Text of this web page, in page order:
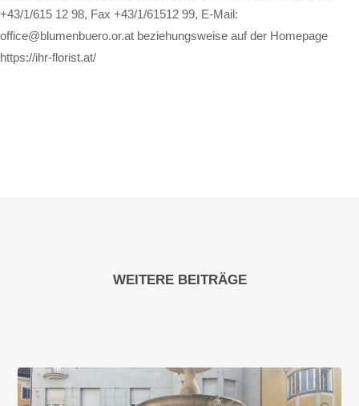
+43/1/615 12 98, Fax +43/1/61512 99, E-Mail:
office@blumenbuero.or.at beziehungsweise auf der Homepage
https://ihr-florist.at/
WEITERE BEITRÄGE